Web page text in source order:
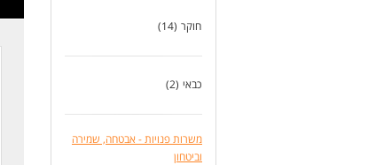
חוקר (14)
כבאי (2)
משרות פנויות - אבטחה, שמירה
וביטחון